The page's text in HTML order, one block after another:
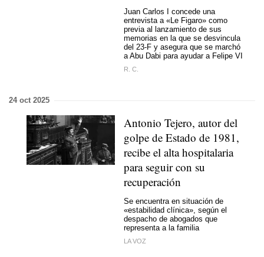
Juan Carlos I concede una
entrevista a «Le Figaro» como
previa al lanzamiento de sus
memorias en la que se desvincula
del 23-F y asegura que se marchó
a Abu Dabi para ayudar a Felipe VI
R. C.
24 oct 2025
Antonio Tejero, autor del
golpe de Estado de 1981,
recibe el alta hospitalaria
para seguir con su
recuperación
Se encuentra en situación de
«estabilidad clínica», según el
despacho de abogados que
representa a la familia
LA VOZ